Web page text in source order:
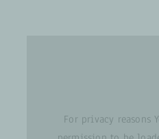
For privacy reasons